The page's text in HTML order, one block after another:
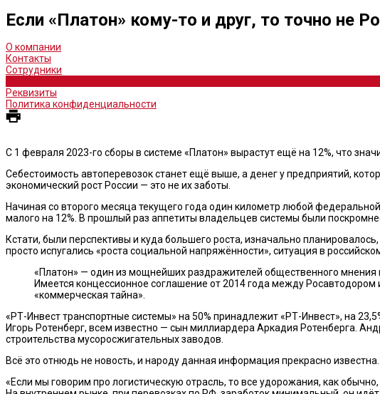
Если «Платон» кому-то и друг, то точно не
О компании
Контакты
Сотрудники
Реквизиты
Политика конфиденциальности
С 1 февраля 2023-го cборы в системе «Платон» вырастут ещё на 12%, что
Cебестоимость автоперевозок станет ещё выше, а денег у предприятий,
экономический рост России — это не их заботы.
Начиная со второго месяца текущего года один километр любой
малого на 12%. В прошлый раз аппетиты владельцев системы были
Кстати, были перспективы и куда большего роста, изначально
просто испугались «роста социальной напряжённости», ситуация в
«Платон» — один из мощнейших раздражителей общественного мнения
Имеется концессионное соглашение от 2014 года между
«коммерческая тайна».
«РТ-Инвест транспортные системы» на 50% принадлежит «РТ-Инвест», на
Игорь Ротенберг, всем известно — сын миллиардера Аркадия Ротенберга.
строительства мусоросжигательных заводов.
Всё это отнюдь не новость, и народу данная информация прекрасно
«Если мы говорим про логистическую отрасль, то все удорожания, как